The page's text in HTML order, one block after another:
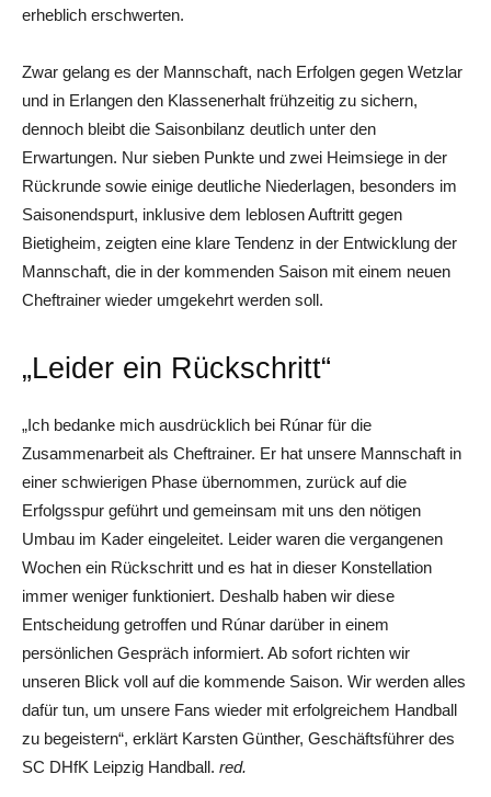
erheblich erschwerten.
Zwar gelang es der Mannschaft, nach Erfolgen gegen Wetzlar
und in Erlangen den Klassenerhalt frühzeitig zu sichern,
dennoch bleibt die Saisonbilanz deutlich unter den
Erwartungen. Nur sieben Punkte und zwei Heimsiege in der
Rückrunde sowie einige deutliche Niederlagen, besonders im
Saisonendspurt, inklusive dem leblosen Auftritt gegen
Bietigheim, zeigten eine klare Tendenz in der Entwicklung der
Mannschaft, die in der kommenden Saison mit einem neuen
Cheftrainer wieder umgekehrt werden soll.
„Leider ein Rückschritt“
„Ich bedanke mich ausdrücklich bei Rúnar für die
Zusammenarbeit als Cheftrainer. Er hat unsere Mannschaft in
einer schwierigen Phase übernommen, zurück auf die
Erfolgsspur geführt und gemeinsam mit uns den nötigen
Umbau im Kader eingeleitet. Leider waren die vergangenen
Wochen ein Rückschritt und es hat in dieser Konstellation
immer weniger funktioniert. Deshalb haben wir diese
Entscheidung getroffen und Rúnar darüber in einem
persönlichen Gespräch informiert. Ab sofort richten wir
unseren Blick voll auf die kommende Saison. Wir werden alles
dafür tun, um unsere Fans wieder mit erfolgreichem Handball
zu begeistern“, erklärt Karsten Günther, Geschäftsführer des
SC DHfK Leipzig Handball. red.